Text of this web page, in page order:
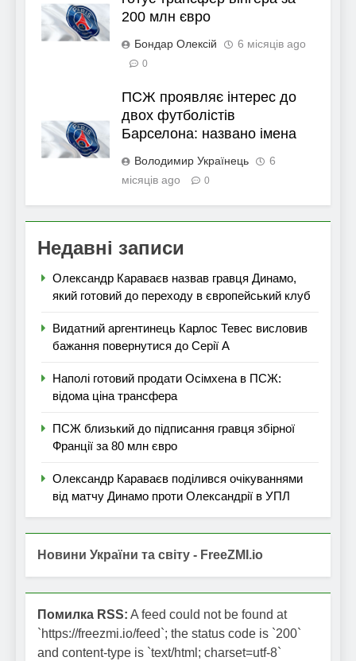
200 млн євро
Бондар Олексій 6 місяців ago
0
ПСЖ проявляє інтерес до
двох футболістів
Барселона: названо імена
Володимир Українець
6
місяців ago
0
Недавні записи
Олександр Караваєв назвав гравця Динамо,
який готовий до переходу в європейський клуб
Видатний аргентинець Карлос Тевес висловив
бажання повернутися до Серії А
Наполі готовий продати Осімхена в ПСЖ:
відома ціна трансфера
ПСЖ близький до підписання гравця збірної
Франції за 80 млн євро
Олександр Караваєв поділився очікуваннями
від матчу Динамо проти Олександрії в УПЛ
Новини України та світу - FreeZMI.io
Помилка RSS: A feed could not be found at
`https://freezmi.io/feed`; the status code is `200`
and content-type is `text/html; charset=utf-8`